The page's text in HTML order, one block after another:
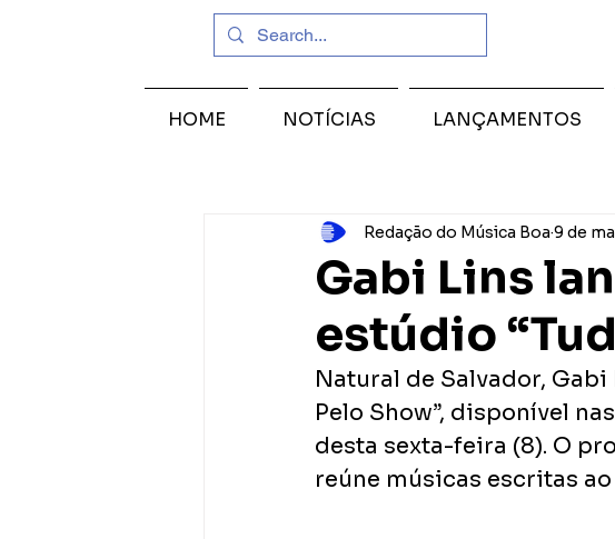
Gabi Lins
estúdio
Redação do Música Boa 9 de
Natural de Salvador,
Pelo Show”, disponível
desta sexta-feira (8). O
reúne músicas escritas
HOME NOTÍCIAS LANÇAMENTOS